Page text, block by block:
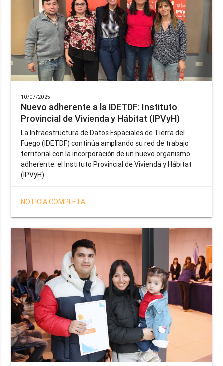
10/07/2025
Nuevo adherente a la IDETDF: Instituto
Provincial de Vivienda y Hábitat (IPVyH)
La Infraestructura de Datos Espaciales de Tierra del
Fuego (IDETDF) continúa ampliando su red de trabajo
territorial con la incorporación de un nuevo organismo
adherente: el Instituto Provincial de Vivienda y Hábitat
(IPVyH).
NOTICIA COMPLETA